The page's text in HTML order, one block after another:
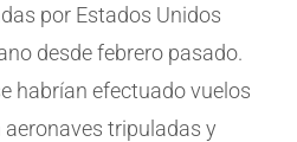
por Estados Unidos
desde febrero pasado.
habrían efectuado vuelos
tripuladas y